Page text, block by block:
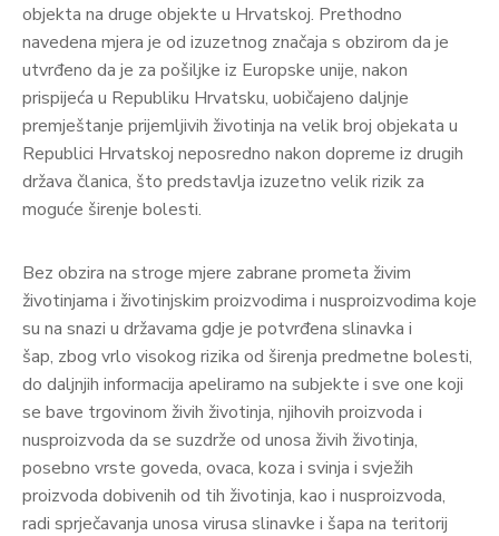
objekta na druge objekte u Hrvatskoj. Prethodno
navedena mjera je od izuzetnog značaja s obzirom da je
utvrđeno da je za pošiljke iz Europske unije, nakon
prispijeća u Republiku Hrvatsku, uobičajeno daljnje
premještanje prijemljivih životinja na velik broj objekata u
Republici Hrvatskoj neposredno nakon dopreme iz drugih
država članica, što predstavlja izuzetno velik rizik za
moguće širenje bolesti.
Bez obzira na stroge mjere zabrane prometa živim
životinjama i životinjskim proizvodima i nusproizvodima koje
su na snazi u državama gdje je potvrđena slinavka i
šap, zbog vrlo visokog rizika od širenja predmetne bolesti,
do daljnjih informacija apeliramo na subjekte i sve one koji
se bave trgovinom živih životinja, njihovih proizvoda i
nusproizvoda da se suzdrže od unosa živih životinja,
posebno vrste goveda, ovaca, koza i svinja i svježih
proizvoda dobivenih od tih životinja, kao i nusproizvoda,
radi sprječavanja unosa virusa slinavke i šapa na teritorij